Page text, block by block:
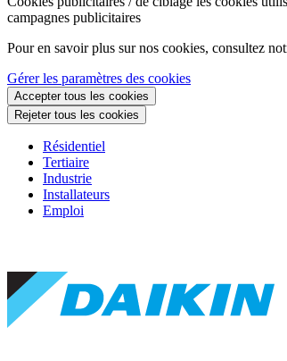
campagnes publicitaires
Pour en savoir plus sur nos cookies, consultez
Gérer les paramètres des cookies
Accepter tous les cookies
Rejeter tous les cookies
Résidentiel
Tertiaire
Industrie
Installateurs
Emploi